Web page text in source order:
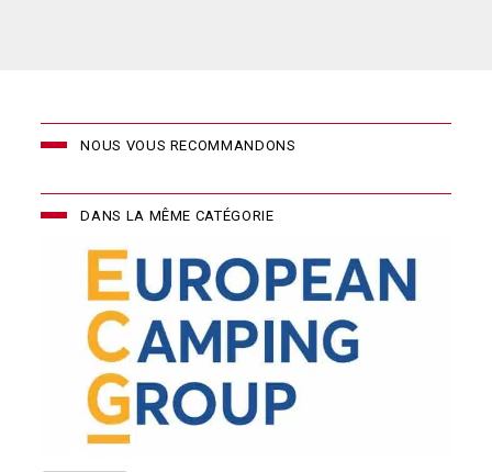
NOUS VOUS RECOMMANDONS
DANS LA MÊME CATÉGORIE